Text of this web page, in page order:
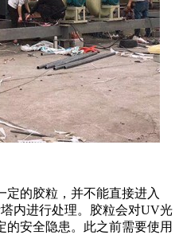
定的胶粒，并不能直接进入
内进行处理。胶粒会对UV光
安全隐患。此之前需要使用